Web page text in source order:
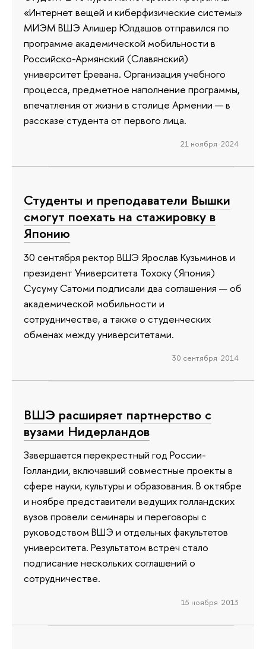
«Интернет вещей и киберфизические системы»
МИЭМ ВШЭ Алишер Юлдашов отправился по
программе академической мобильности в
Российско-Армянский (Славянский)
университет Еревана. Организация учебного
процесса, предметное наполнение программы,
впечатления от жизни в столице Армении — в
рассказе студента от первого лица.
21 ноября 2024
Студенты и преподаватели Вышки
смогут поехать на стажировку в
Японию
30 сентября ректор ВШЭ Ярослав Кузьминов и
президент Университета Тохоку (Япония)
Сусуму Сатоми подписали два соглашения — об
академической мобильности и
сотрудничестве, а также о студенческих
обменах между университетами.
30 сентября 2014
ВШЭ расширяет партнерство с
вузами Нидерландов
Завершается перекрестный год России-
Голландии, включавший совместные проекты в
сфере науки, культуры и образования. В октябре
и ноябре представители ведущих голландских
вузов провели семинары и переговоры с
руководством ВШЭ и отдельных факультетов
университета. Результатом встреч стало
подписание нескольких соглашений о
сотрудничестве.
15 ноября 2013